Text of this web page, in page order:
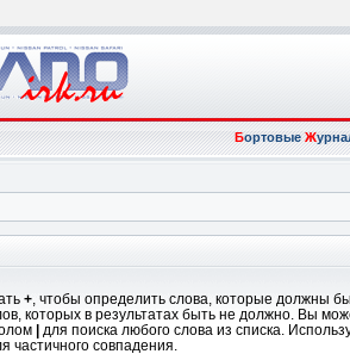
БортовыеЖ
+ , чтобы определить слова, которые должны
которых в результатах быть не должно. Вы
| для поиска любого слова из списка.
частичного совпадения.